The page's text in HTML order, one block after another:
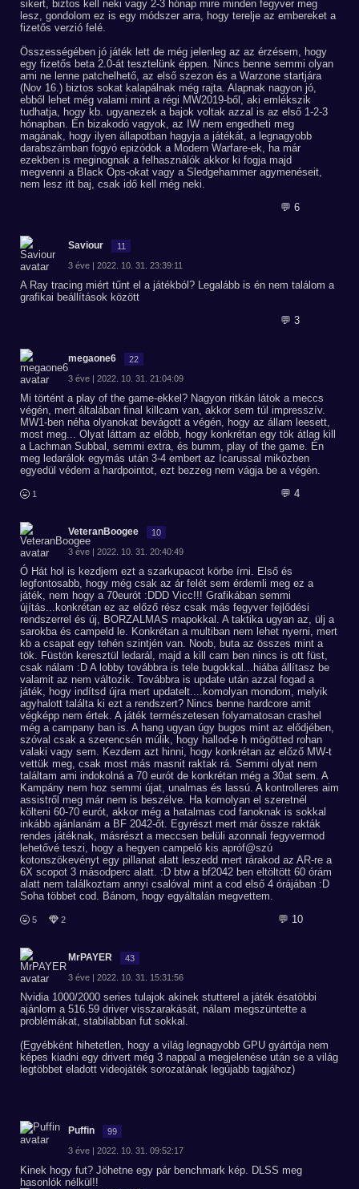
sikert, biztos kell neki vagy 2-3 hónap mire minden fegyver meg
lesz, gondolom ez is egy módszer arra, hogy terelje az embereket a
fizetős verzió felé.
Összességében jó játék lett de még jelenleg az az érzésem, hogy
egy fizetős beta 2.0-át tesztelünk éppen. Nincs benne semmi olyan
ami ne lenne patchelhető, az első szezon és a Warzone startjára
(Nov 16.) biztos sokat kalapálnak még rajta. Alapnak nagyon jó,
ebből lehet még valami mint a régi MW2019-ből, aki emlékszik
tudhatja, hogy kb. ugyanezek a bajok voltak azzal is az első 1-2-3
hónapban. Én bizakodó vagyok, az IW nem engedheti meg
magának, hogy ilyen állapotban hagyja a játékát, a legnagyobb
darabszámban fogyó epizódok a Modern Warfare-ek, ha már
ezekben is meginognak a felhasználók akkor ki fogja majd
megvenni a Black Ops-okat vagy a Sledgehammer agymenéseit,
nem lesz itt baj, csak idő kell még neki.
💬 6
Saviour 11
3 éve | 2022. 10. 31. 23:39:11
A Ray tracing miért tűnt el a játékból? Legalább is én nem találom a
grafikai beállítások között
💬 3
megaone6 22
3 éve | 2022. 10. 31. 21:04:09
Mi történt a play of the game-ekkel? Nagyon ritkán látok a meccs
végén, mert általában final killcam van, akkor sem túl impresszív.
MW1-ben néha olyanokat bevágott a végén, hogy az állam leesett,
most meg... Olyat láttam az előbb, hogy konkrétan egy tök átlag kill
a Lachman Subbal, semmi extra, és bumm, play of the game. Én
meg ledarálok egymás után 3-4 embert az Icarussal miközben
egyedül védem a hardpointot, ezt bezzeg nem vágja be a végén.
1 💬 4
VeteranBoogee 10
3 éve | 2022. 10. 31. 20:40:49
Ó Hát hol is kezdjem ezt a szarkupacot körbe írni. Első és
legfontosabb, hogy még csak az ár felét sem érdemli meg ez a
játék, nem hogy a 70eurót :DDD Vicc!!! Grafikában semmi
újítás...konkrétan ez az előző rész csak más fegyver fejlődési
rendszerrel és új, BORZALMAS mapokkal. A taktika ugyan az, ülj a
sarokba és campeld le. Konkrétan a multiban nem lehet nyerni, mert
kb a csapat egy tehén szintjén van. Noob, buta az összes mint a
tök. Füstön keresztül ledarál, majd a kill cam ben nincs is ott füst,
csak nálam :D A lobby továbbra is tele bugokkal...hiába állítasz be
valamit az nem változik. Továbbra is update után azzal fogad a
játék, hogy indítsd újra mert updatelt....komolyan mondom, melyik
agyhalott találta ki ezt a rendszert? Nincs benne hardcore amit
végképp nem értek. A játék természetesen folyamatosan crashel
még a campany ban is. A hang ugyan úgy bugos mint az elődjében,
szóval csak a szerencsén múlik, hogy hallod-e h mögötted rohan
valaki vagy sem. Kezdem azt hinni, hogy konkrétan az előző MW-t
vettük meg, csak most más masnit raktak rá. Semmi olyat nem
találtam ami indokolná a 70 eurót de konkrétan még a 30at sem. A
Kampány nem hoz semmi újat, unalmas és lassú. A kontrolleres aim
assistről meg már nem is beszélve. Ha komolyan el szeretnél
költeni 60-70 eurót, akkor még a hatalmas cod fanoknak is sokkal
inkább ajánlanám a BF 2042-őt. Egyrészt mert már össze rakták
rendes játéknak, másrészt a meccsen belüli azonnali fegyvermod
lehetővé teszi, hogy a hegyen campelő kis apróf@szú
kotonszökevényt egy pillanat alatt leszedd mert rárakod az AR-re a
6X scopot 3 másodperc alatt. :D btw a bf2042 ben eltöltött 60 órám
alatt nem találkoztam annyi csalóval mint a cod első 4 órájában :D
Soha többet cod. Bánom, hogy egyáltalán megvettem.
5 2 💬 10
MrPAYER 43
3 éve | 2022. 10. 31. 15:31:56
Nvidia 1000/2000 series tulajok akinek stutterel a játék ésatöbbi
ajánlom a 516.59 driver visszarakását, nálam megszüntette a
problémákat, stabilabban fut sokkal.
(Egyébként hihetetlen, hogy a világ legnagyobb GPU gyártója nem
képes kiadni egy drivert még 3 nappal a megjelenése után se a világ
legtöbbet eladott videojáték sorozatának legújabb tagjához)
Puffin 99
3 éve | 2022. 10. 31. 09:52:17
Kinek hogy fut? Jöhetne egy pár benchmark kép. DLSS meg
hasonlók nélkül!!